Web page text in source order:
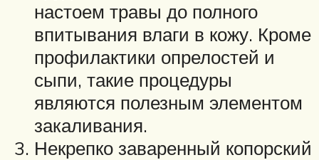
настоем травы до полного
впитывания влаги в кожу. Кроме
профилактики опрелостей и
сыпи, такие процедуры
являются полезным элементом
закаливания.
Некрепко заваренный копорский